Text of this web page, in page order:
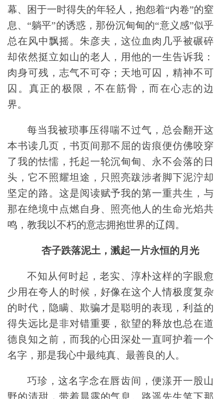
幕、困于一时得失的年轻人，抱怨着“内卷”的窒
息、“躺平”的诱惑，那份沉甸甸的“意义感”似乎
总在风中飘摇。朱彦夫，这位血肉几乎被碾碎
却依然挺立如山的老人，用他的一生告诉我：
肉身可残，志气不可夺；天地可囚，精神不可
囚。真正的极限，不在筋骨，而在心志的边
界。
每当我被琐事压得喘不过气，总会翻开这
本书读几页，书页间那不屈的齿痕便仿佛咬穿
了我的怯懦，托起一轮沉甸甸、永不会落的日
头，它不照耀坦途，只照亮跋涉者脚下泥泞却
坚定的路。这是阅读赋予我的第一重共生，与
那在绝境中点燃自身、照亮他人的生命光焰共
鸣，教我以不朽的意志拥抱世界的辽阔。
杏子跌落泥土，溅起一片永恒的月光
不知从何时起，老实、淳朴这样的字眼愈
少用在夸人的时候，好像在这个人情极度复杂
的时代，隐瞒、欺骗才是聪明的表现，利益的
得失远比是非对错重要，欲望的释放也总在道
德良知之前，而我的心田深处一直呵护着一个
名字，那是我心中最纯真、最善良的人。
巧珍，这名字念在唇齿间，便漾开一股山
野的清甜，带着晨露的气息。路遥先生笔下那